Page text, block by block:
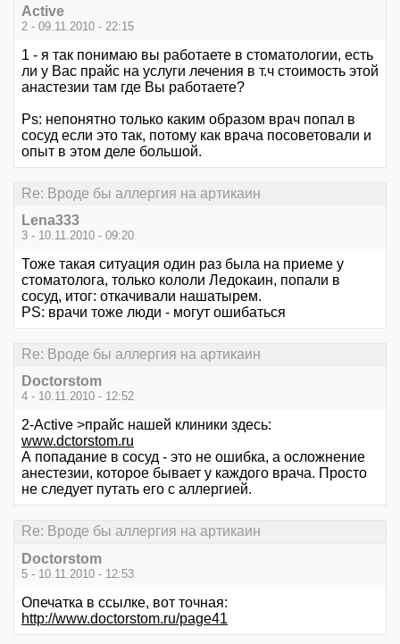
Active
2 - 09.11.2010 - 22:15
1 - я так понимаю вы работаете в стоматологии, есть
ли у Вас прайс на услуги лечения в т.ч стоимость этой
анастезии там где Вы работаете?
Ps: непонятно только каким образом врач попал в
сосуд если это так, потому как врача посоветовали и
опыт в этом деле большой.
Re: Вроде бы аллергия на артикаин
Lena333
3 - 10.11.2010 - 09:20
Тоже такая ситуация один раз была на приеме у
стоматолога, только кололи Ледокаин, попали в
сосуд, итог: откачивали нашатырем.
PS: врачи тоже люди - могут ошибаться
Re: Вроде бы аллергия на артикаин
Doctorstom
4 - 10.11.2010 - 12:52
2-Active >прайс нашей клиники здесь:
www.dctorstom.ru
А попадание в сосуд - это не ошибка, а осложнение
анестезии, которое бывает у каждого врача. Просто
не следует путать его с аллергией.
Re: Вроде бы аллергия на артикаин
Doctorstom
5 - 10.11.2010 - 12:53
Опечатка в ссылке, вот точная:
http://www.doctorstom.ru/page41